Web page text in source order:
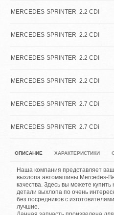
MERCEDES SPRINTER 2.2 CDI
MERCEDES SPRINTER 2.2 CDI
MERCEDES SPRINTER 2.2 CDI
MERCEDES SPRINTER 2.2 CDI
MERCEDES SPRINTER 2.7 CDi
MERCEDES SPRINTER 2.7 CDi
ОПИСАНИЕ ХАРАКТЕРИСТИКИ
Наша компания представляет
выхлопа автомашины Mercedes-
качества. Здесь вы можете
детали выхлопа по очень
без посредников с
лучшие.